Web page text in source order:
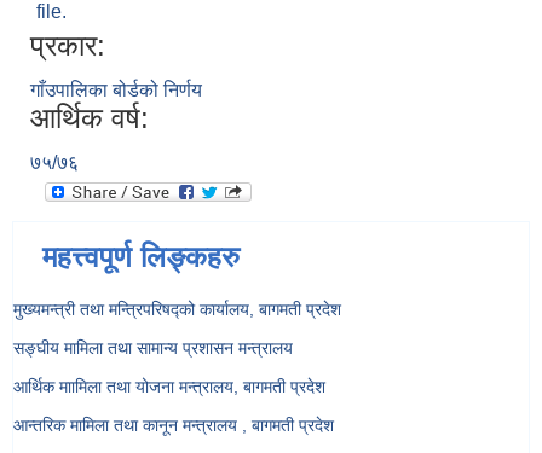
file.
प्रकार:
गाँउपालिका बोर्डको निर्णय
आर्थिक वर्ष:
७५/७६
महत्त्वपूर्ण लिङ्कहरु
मुख्यमन्त्री तथा मन्त्रिपरिषद्को कार्यालय, बागमती प्रदेश
सङ्‍घीय मामिला तथा सामान्य प्रशासन मन्त्रालय
आर्थिक माामिला तथा योजना मन्त्रालय, बागमती प्रदेश
आन्तरिक मामिला तथा कानून मन्त्रालय , बागमती प्रदेश